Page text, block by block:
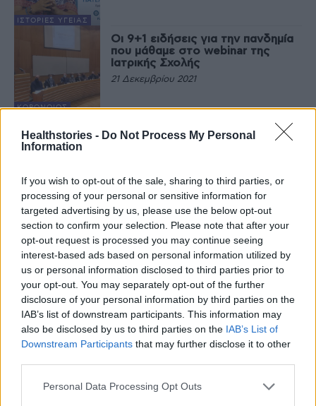
Healthstories - Do Not Process My Personal
Information
If you wish to opt-out of the sale, sharing to third parties, or
processing of your personal or sensitive information for
targeted advertising by us, please use the below opt-out
section to confirm your selection. Please note that after your
opt-out request is processed you may continue seeing
interest-based ads based on personal information utilized by
us or personal information disclosed to third parties prior to
your opt-out. You may separately opt-out of the further
disclosure of your personal information by third parties on the
IAB’s list of downstream participants. This information may
also be disclosed by us to third parties on the IAB’s List of
Downstream Participants that may further disclose it to other
Personal Data Processing Opt Outs
ΙΣΤΟΡΊΕΣ ΥΓΕΊΑΣ
ΚΟΡΟΝΟΙΌΣ
Οι 9+1 ειδήσεις για την πανδημία
που μάθαμε στο webinar της
Ιατρικής Σχολής
21 Δεκεμβρίου 2021
ΚΟΡΟΝΟΙΌΣ
Σωτήρης Τσιόδρας, ο αέρας και η
Παιδιά και COVID-19: Μάθετε τι
ακριβώς ισχύει
20 Δεκεμβρίου 2021
ΚΟΡΟΝΟΙΌΣ
Καθηγητές του ΕΚΠΑ απαντούν:
Οι διαφορές ανάμεσα στις
παραλλαγές Δέλτα και Όμικρον
20 Δεκεμβρίου 2021